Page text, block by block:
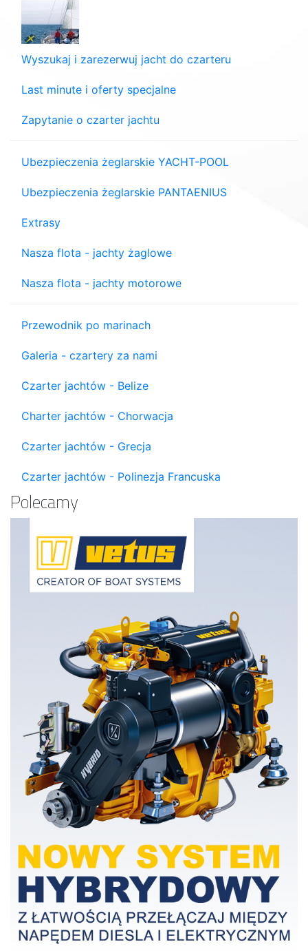
Wyszukaj i zarezerwuj jacht do czarteru
Last minute i oferty specjalne
Zapytanie o czarter jachtu
Ubezpieczenia żeglarskie YACHT-POOL
Ubezpieczenia żeglarskie PANTAENIUS
Extrasy
Nasza flota - jachty żaglowe
Nasza flota - jachty motorowe
Przewodnik po marinach
Galeria - czartery za nami
Czarter jachtów - Belize
Charter jachtów - Chorwacja
Czarter jachtów - Grecja
Czarter jachtów - Polinezja Francuska
Polecamy